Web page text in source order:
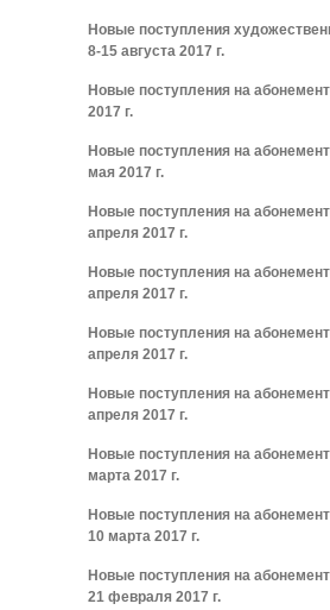
Новые поступления
8-15 августа 2017 г.
Новые поступления на
2017 г.
Новые поступления на
мая 2017 г.
Новые поступления на
апреля 2017 г.
Новые поступления на
апреля 2017 г.
Новые поступления на
апреля 2017 г.
Новые поступления на
апреля 2017 г.
Новые поступления на
марта 2017 г.
Новые поступления на
10 марта 2017 г.
Новые поступления на
21 февраля 2017 г.